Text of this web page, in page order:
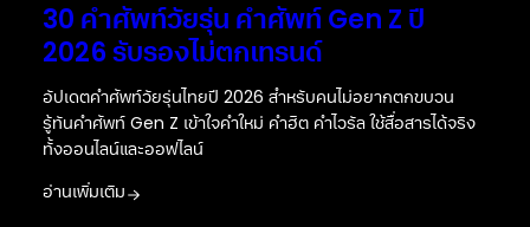
30 คำศัพท์วัยรุ่น คำศัพท์ Gen Z ปี
2026 รับรองไม่ตกเทรนด์
อัปเดตคำศัพท์วัยรุ่นไทยปี 2026 สำหรับคนไม่อยากตกขบวน
รู้ทันคำศัพท์ Gen Z เข้าใจคำใหม่ คำฮิต คำไวรัล ใช้สื่อสารได้จริง
ทั้งออนไลน์และออฟไลน์
อ่านเพิ่มเติม